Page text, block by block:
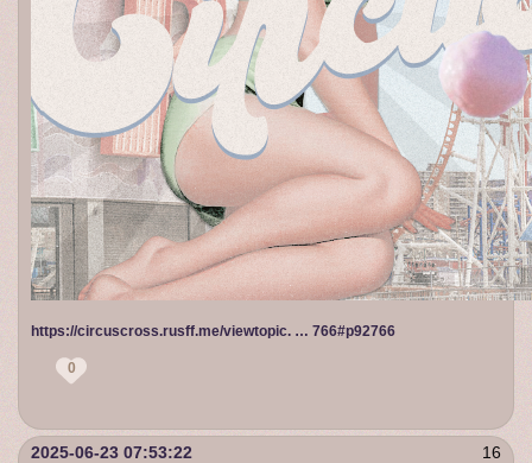
https://circuscross.rusff.me/viewtopic. … 766#p92766
0
16
2025-06-23 07:53:22